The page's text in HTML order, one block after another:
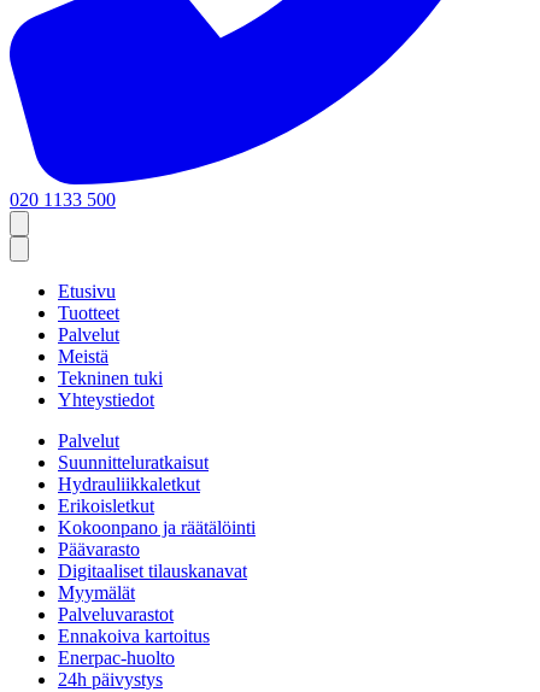
020 1133 500
Etusivu
Tuotteet
Palvelut
Meistä
Tekninen tuki
Yhteystiedot
Palvelut
Suunnitteluratkaisut
Hydrauliikkaletkut
Erikoisletkut
Kokoonpano ja räätälöinti
Päävarasto
Digitaaliset tilauskanavat
Myymälät
Palveluvarastot
Ennakoiva kartoitus
Enerpac-huolto
24h päivystys